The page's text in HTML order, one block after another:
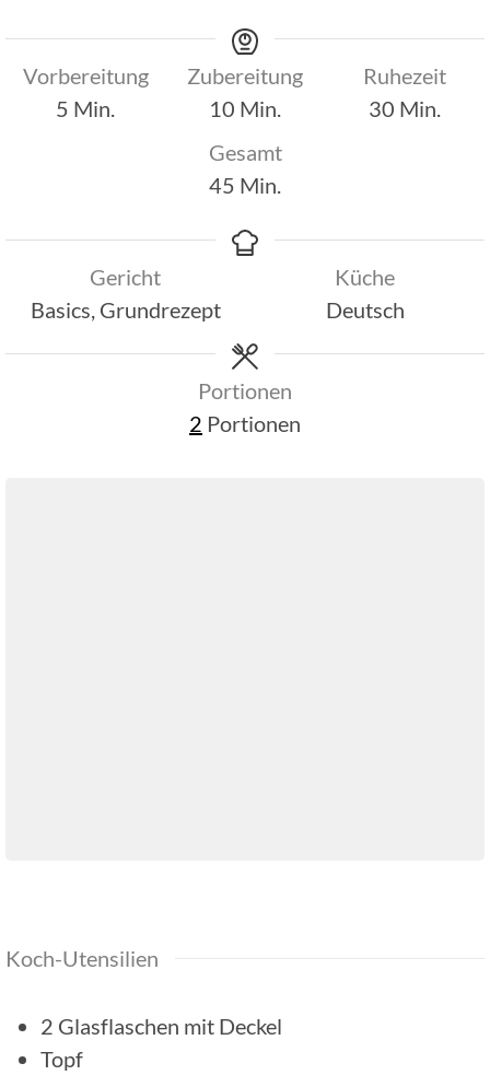
Vorbereitung
5 Minuten
Min.
Zubereitung
10 Minuten
Min.
Ruhezeit
30 Minuten
Min.
Gesamt
45 Minuten
Min.
Gericht
Basics, Grundrezept
Küche
Deutsch
Portionen
2 Portionen
Koch-Utensilien
2 Glasflaschen mit Deckel
Topf